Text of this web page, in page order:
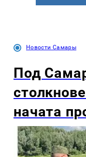
Новости Самары
Под
начата